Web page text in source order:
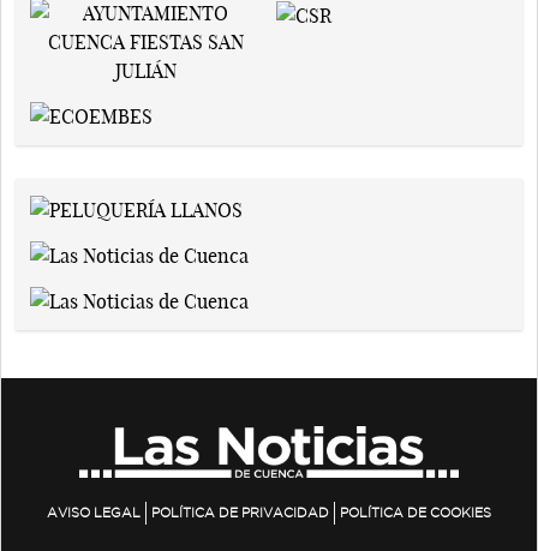
AVISO LEGAL POLÍTICA DE PRIVACIDAD POLÍTICA DE COOKIES